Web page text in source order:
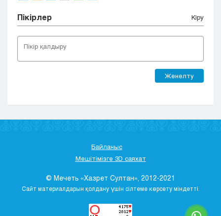
Пікірлер Кіру
Жөнелту
Байланыс
Мешітімізге 3D саяхат
© Мечеть «Хазрет Султан», 2012-2021
Сайт материалдарын қолдану үшін сілтеме көрсету міндетті.